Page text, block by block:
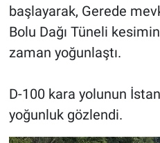
başlayarak, Gerede
Bolu Dağı Tüneli
zaman yoğunlaştı.
D-100 kara yolunun
yoğunluk gözlendi.